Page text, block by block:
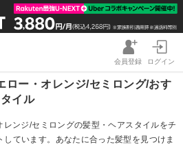
会員登録 ログイン
ロー・オレンジ/セミロング/おす
イル
ンジ/セミロングの髪型・ヘアスタイルをチ
しています。あなたに合った髪型を見つけま